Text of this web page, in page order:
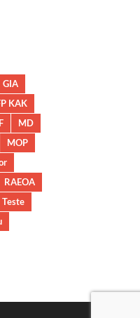
GIA
KAK
MD
MOP
RAEOA
Teste